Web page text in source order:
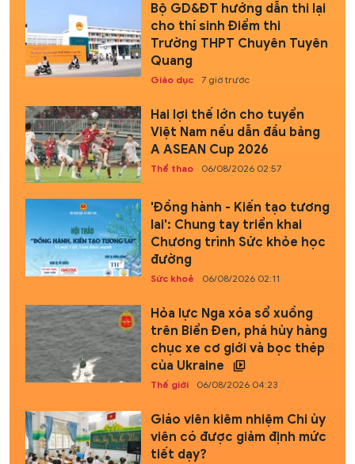
Bộ GD&ĐT hướng dẫn thi lại
cho thí sinh Điểm thi
Trường THPT Chuyên Tuyên
Quang
Giáo dục 7 giờ trước
Hai lợi thế lớn cho tuyển
Việt Nam nếu dẫn đầu bảng
A ASEAN Cup 2026
Thể thao 06/08/2026 02:57
'Đồng hành - Kiến tạo tương
lai': Chung tay triển khai
Chương trình Sức khỏe học
đường
Sức khoẻ 06/08/2026 02:11
Hỏa lực Nga xóa sổ xuồng
trên Biển Đen, phá hủy hàng
chục xe cơ giới và bọc thép
của Ukraine
Thế giới 06/08/2026 04:23
Giáo viên kiêm nhiệm Chi ủy
viên có được giảm định mức
tiết dạy?